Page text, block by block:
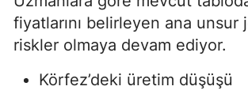
fiyatlarını belirleyen ana unsur
riskler olmaya devam ediyor.
Körfez’deki üretim düşüşü